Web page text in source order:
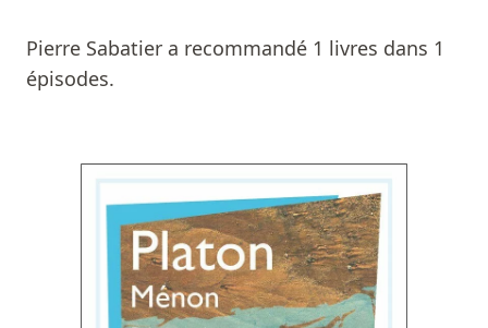
Pierre Sabatier a recommandé 1 livres dans 1
épisodes.
Livres
Prix littéraires